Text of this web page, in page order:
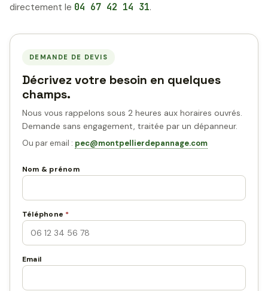
directement le 04 67 42 14 31.
DEMANDE DE DEVIS
Décrivez votre besoin en quelques
champs.
Nous vous rappelons sous 2 heures aux horaires ouvrés.
Demande sans engagement, traitée par un dépanneur.
Ou par email : pec@montpellierdepannage.com
Nom & prénom
Téléphone *
Email